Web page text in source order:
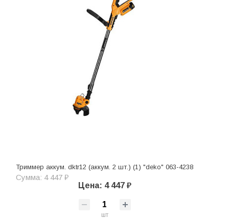
Триммер аккум. dktr12 (аккум. 2 шт.) (1) "deko" 063-4238
Сумма: 4 447 ₽
Цена: 4 447 ₽
шт